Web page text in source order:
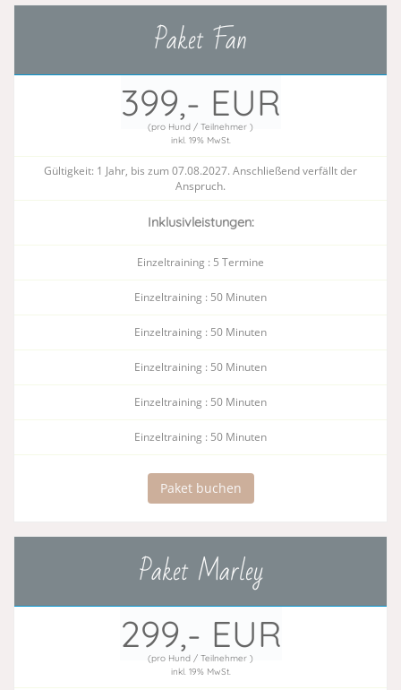
Paket Fan
399,- EUR
(pro Hund / Teilnehmer )
inkl. 19% MwSt.
Gültigkeit: 1 Jahr, bis zum 07.08.2027. Anschließend verfällt der
Anspruch.
Inklusivleistungen:
Einzeltraining : 5 Termine
Einzeltraining : 50 Minuten
Einzeltraining : 50 Minuten
Einzeltraining : 50 Minuten
Einzeltraining : 50 Minuten
Einzeltraining : 50 Minuten
Paket buchen
Paket Marley
299,- EUR
(pro Hund / Teilnehmer )
inkl. 19% MwSt.